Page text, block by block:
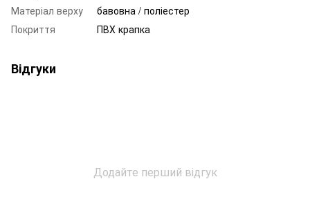
Матеріал верху
бавовна / поліестер
Покриття
ПВХ крапка
Відгуки
Додайте перший відгук